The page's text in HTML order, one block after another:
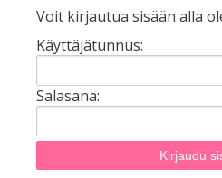
Voit kirjautua sisään alla
Käyttäjätunnus:
Salasana: